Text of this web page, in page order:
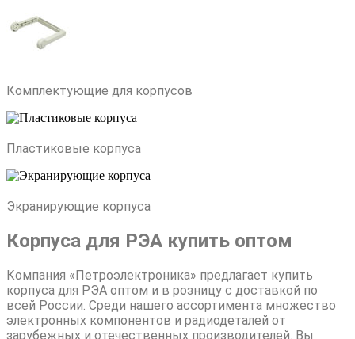
Комплектующие для корпусов
Пластиковые корпуса
Экранирующие корпуса
Корпуса для РЭА купить оптом
Компания «Петроэлектроника» предлагает купить
корпуса для РЭА оптом и в розницу с доставкой по
всей России. Среди нашего ассортимента множество
электронных компонентов и радиодеталей от
зарубежных и отечественных производителей. Вы